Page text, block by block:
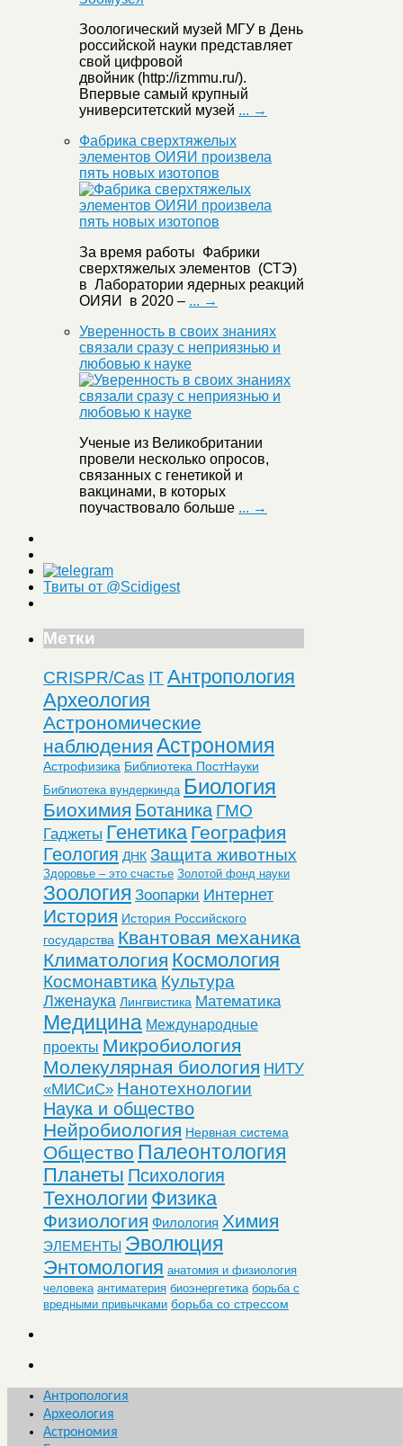
Зоологический музей МГУ в День
российской науки представляет
свой цифровой
двойник (http://izmmu.ru/).
Впервые самый крупный
университетский музей ... →
Фабрика сверхтяжелых
элементов ОИЯИ произвела
пять новых изотопов
За время работы Фабрики
сверхтяжелых элементов (СТЭ)
в Лаборатории ядерных реакций
ОИЯИ в 2020 – ... →
Уверенность в своих знаниях
связали сразу с неприязнью и
любовью к науке
Ученые из Великобритании
провели несколько опросов,
связанных с генетикой и
вакцинами, в которых
поучаствовало больше ... →
Твиты от @Scidigest
Метки
CRISPR/Cas ITАнтропология
Археология
Астрономические
наблюдения Астрономия
Астрофизика Библиотека ПостНауки
Библиотека вундеркинда Биология
Биохимия Ботаника ГМО
Гаджеты Генетика География
Геология ДНК Защита животных
Здоровье – это счастье Золотой фонд науки
Зоология Зоопарки Интернет
История История Российского
государства Квантовая механика
Климатология Космология
Космонавтика Культура
Лженаука Лингвистика Математика
Медицина Международные
проекты Микробиология
Молекулярная биология НИТУ
«МИСиС» Нанотехнологии
Наука и общество
Нейробиология Нервная система
Общество Палеонтология
Планеты Психология
Технологии Физика
Физиология Филология Химия
ЭЛЕМЕНТЫ Эволюция
Энтомология анатомия и физиология
человека антиматерия биоэнергетика борьба с
вредными привычками борьба со стрессом
Антропология
Археология
Астрономия